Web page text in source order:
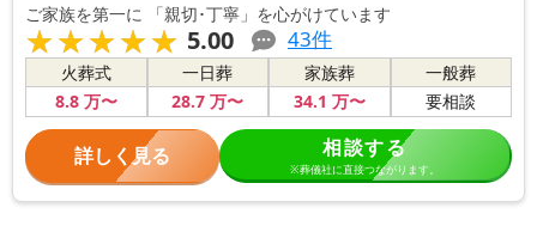
ご家族を第一に 「親切･丁寧」を心がけています
★★★★★
★★★★★ 5.00 43件
火葬式
8.8万〜
一日葬
28.7 万〜
家族葬
34.1 万〜
一般葬
要相談
詳しく見る 相談する
※葬儀社に直接つながります。